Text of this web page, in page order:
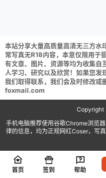
本站分享大量高质量高清无三方水
常写真无R18内容，本意仅限用于
有文章、图片、资源等均为收集自
人学习、研究以及欣赏！如果您发
我们取得联系，我们会及时修改或
foxmail.com
手机电脑推荐使用谷歌Chrome浏览
律的信息，均为正规网红Coser，写
首页 签到 帮助